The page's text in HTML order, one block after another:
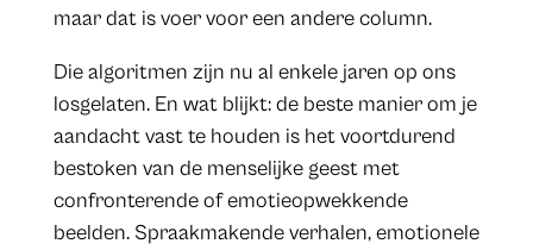
maar dat is voer voor een andere column.
Die algoritmen zijn nu al enkele jaren op ons
losgelaten. En wat blijkt: de beste manier om je
aandacht vast te houden is het voortdurend
bestoken van de menselijke geest met
confronterende of emotieopwekkende
beelden. Spraakmakende verhalen, emotionele